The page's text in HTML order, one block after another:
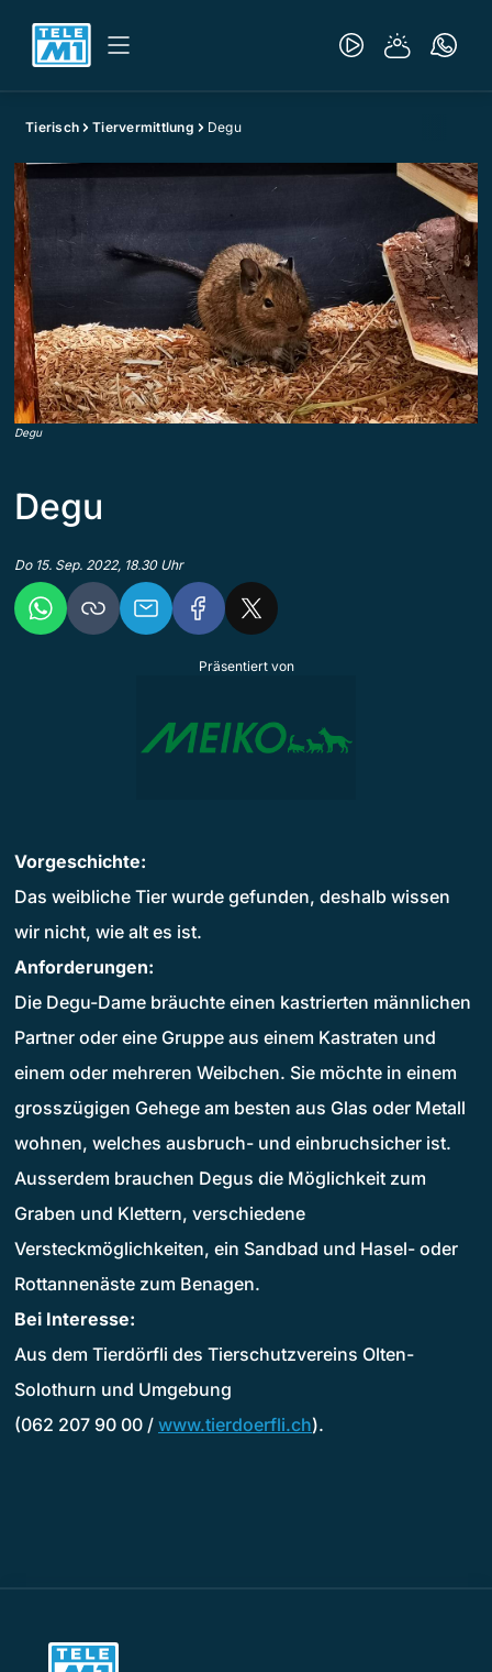
Tierisch Tiervermittlung Degu
Degu
Degu
Do 15. Sep. 2022, 18.30 Uhr
Präsentiert von
Vorgeschichte:
Das weibliche Tier wurde gefunden, deshalb wissen
wir nicht, wie alt es ist.
Anforderungen:
Die Degu-Dame bräuchte einen kastrierten männlichen
Partner oder eine Gruppe aus einem Kastraten und
einem oder mehreren Weibchen. Sie möchte in einem
grosszügigen Gehege am besten aus Glas oder Metall
wohnen, welches ausbruch- und einbruchsicher ist.
Ausserdem brauchen Degus die Möglichkeit zum
Graben und Klettern, verschiedene
Versteckmöglichkeiten, ein Sandbad und Hasel- oder
Rottannenäste zum Benagen.
Bei Interesse:
Aus dem Tierdörfli des Tierschutzvereins Olten-
Solothurn und Umgebung
(062 207 90 00 / www.tierdoerfli.ch).